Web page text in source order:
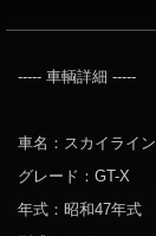
----- 車輌詳細 -----
車名：スカイライン
グレード：GT-X
年式：昭和47年式